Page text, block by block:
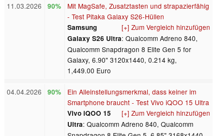
11.03.2026 90%
Mit MagSafe, Zusatztasten und strapazierfähig
- Test Pitaka Galaxy S26-Hüllen
[+] Zum Vergleich hinzufügen
Samsung
Galaxy S26 Ultra: Qualcomm Adreno 840,
Qualcomm Snapdragon 8 Elite Gen 5 for
Galaxy, 6.90" 3120x1440, 0.214 kg,
1,449.00 Euro
04.04.2026 90%
Ein Alleinstellungsmerkmal, dass keiner im
Smartphone braucht - Test Vivo iQOO 15 Ultra
[+] Zum Vergleich hinzufügen
Vivo iQOO 15
Ultra: Qualcomm Adreno 840, Qualcomm